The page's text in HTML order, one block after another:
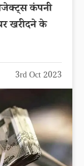
कंपनी
खरीदने के
3rd Oct 2023